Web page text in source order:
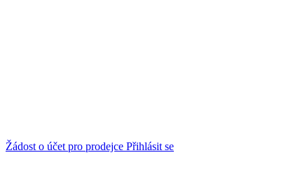
Žádost o účet pro prodejce Přihlásit se